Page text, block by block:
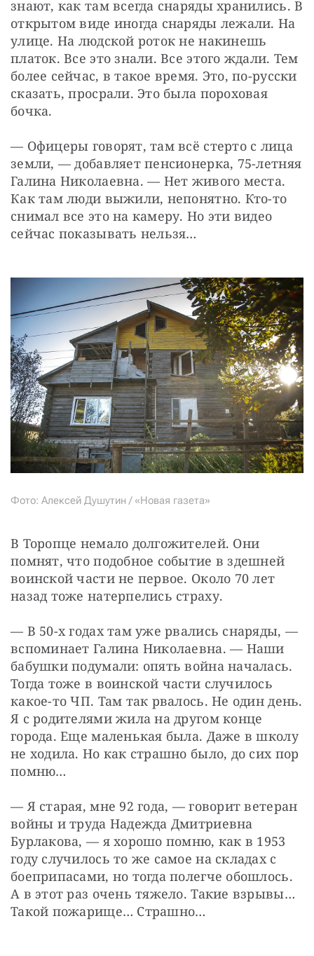
знают, как там всегда снаряды хранились. В
открытом виде иногда снаряды лежали. На
улице. На людской роток не накинешь
платок. Все это знали. Все этого ждали. Тем
более сейчас, в такое время. Это, по-русски
сказать, просрали. Это была пороховая
бочка.
— Офицеры говорят, там всё стерто с лица
земли, — добавляет пенсионерка, 75-летняя
Галина Николаевна. — Нет живого места.
Как там люди выжили, непонятно. Кто-то
снимал все это на камеру. Но эти видео
сейчас показывать нельзя…
Фото: Алексей Душутин / «Новая газета»
В Торопце немало долгожителей. Они
помнят, что подобное событие в здешней
воинской части не первое. Около 70 лет
назад тоже натерпелись страху.
— В 50-х годах там уже рвались снаряды, —
вспоминает Галина Николаевна. — Наши
бабушки подумали: опять война началась.
Тогда тоже в воинской части случилось
какое-то ЧП. Там так рвалось. Не один день.
Я с родителями жила на другом конце
города. Еще маленькая была. Даже в школу
не ходила. Но как страшно было, до сих пор
помню…
— Я старая, мне 92 года, — говорит ветеран
войны и труда Надежда Дмитриевна
Бурлакова, — я хорошо помню, как в 1953
году случилось то же самое на складах с
боеприпасами, но тогда полегче обошлось.
А в этот раз очень тяжело. Такие взрывы…
Такой пожарище… Страшно…